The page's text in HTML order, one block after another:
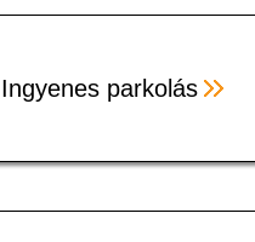
Ingyenes parkolás